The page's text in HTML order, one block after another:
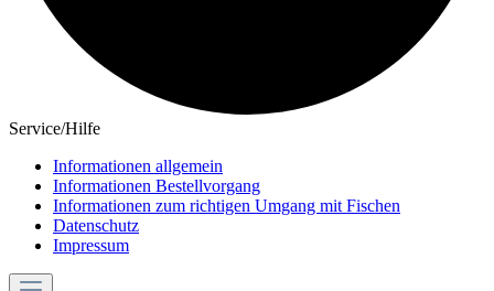
Service/Hilfe
Informationen allgemein
Informationen Bestellvorgang
Informationen zum richtigen Umgang mit Fischen
Datenschutz
Impressum